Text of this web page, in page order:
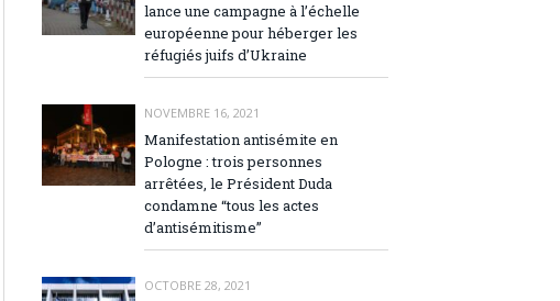
lance une campagne à l’échelle
européenne pour héberger les
réfugiés juifs d’Ukraine
NOVEMBRE 16, 2021
Manifestation antisémite en
Pologne : trois personnes
arrêtées, le Président Duda
condamne “tous les actes
d’antisémitisme”
OCTOBRE 28, 2021